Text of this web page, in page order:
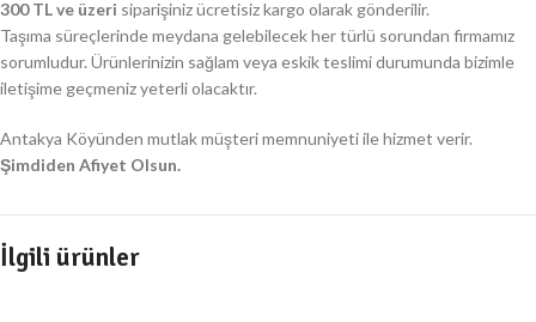
300 TL ve üzeri siparişiniz ücretisiz kargo olarak gönderilir.
Taşıma süreçlerinde meydana gelebilecek her türlü sorundan firmamız
sorumludur. Ürünlerinizin sağlam veya eskik teslimi durumunda bizimle
iletişime geçmeniz yeterli olacaktır.
Antakya Köyünden mutlak müşteri memnuniyeti ile hizmet verir.
Şimdiden Afiyet Olsun.
İlgili ürünler